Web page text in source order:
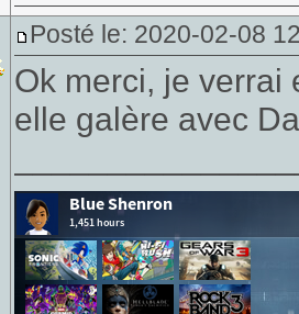
Posté le: 2020-02-08
Ok merci, je verrai
elle galère avec